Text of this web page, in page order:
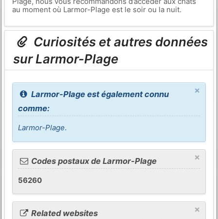
au moment où Larmor-Plage est le soir ou la nuit.
Curiosités et autres données
sur Larmor-Plage
×
Larmor-Plage est également connu
comme:
Larmor-Plage.
×
Codes postaux de Larmor-Plage
56260
×
Related websites